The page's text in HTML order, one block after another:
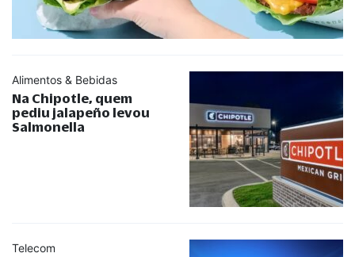
Alimentos & Bebidas
Na Chipotle, quem
pediu jalapeño levou
Salmonella
Telecom